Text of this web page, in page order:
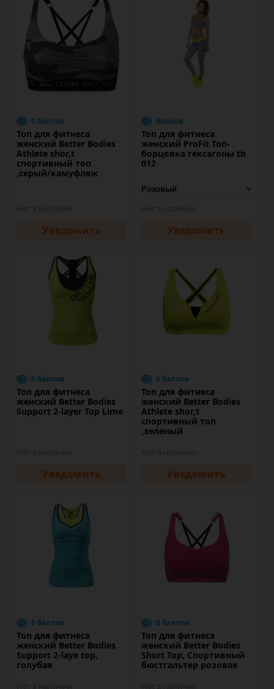
0 баллов
Топ для фитнеса
женский Better Bodies
Athlete shor,t
спортивный топ
,серый/камуфляж
Уведомить
баллов
Топ для фитнеса
женский ProFit Топ-
борцовка гексагоны tb
012
Уведомить
0 баллов
Топ для фитнеса
женский Better Bodies
Support 2-layer Top Lime
Уведомить
0 баллов
Топ для фитнеса
женский Better Bodies
Athlete shor,t
спортивный топ
,зеленый
Уведомить
0 баллов
Топ для фитнеса
женский Better Bodies
Support 2-laye top,
голубая
0 баллов
Топ для фитнеса
женский Better Bodies
Short Top, Спортивный
бюстгальтер розовая